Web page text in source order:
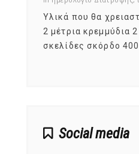
Υλικά που θα
2 μέτρια κρεμμύδια
σκελίδες σκόρδο
Social media